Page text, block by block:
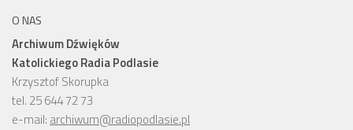
O NAS
Archiwum Dźwięków
Katolickiego Radia Podlasie
Krzysztof Skorupka
tel. 25 644 72 73
e-mail: archiwum@radiopodlasie.pl